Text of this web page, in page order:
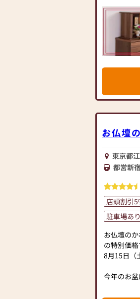
≪お仏壇の
「仏壇や
越しくだ
お客様を
仏壇には
ど、お客
素材や彫
心からご
さらに、
花立てな
ただけます
当店の魅
ず、お求
用いただけ
また、スタ
ます。お仏
えし、最適
最優先に考
お手伝い
さい。心
スタッフ一
国内130店
業以来、
のお仏壇
せがわ」
提案して
て、迷う
お気軽に
牌・お線
種類以上
≪「カリモ
お仏壇のは
ク家具」
壇を作っ
げたお仏壇
≪はせが
●仏壇・仏
●ご来店予
さい)
●お電話(
い仏壇を見
続きを致
お仏壇
東京都
都営新
店頭割引
駐車場あり
お仏壇の
の特別価格
8月15日（
今年のお